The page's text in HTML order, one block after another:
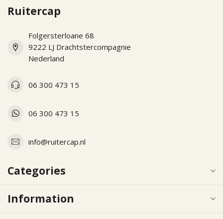
Ruitercap
Folgersterloane 68
9222 LJ Drachtstercompagnie
Nederland
06 300 473 15
06 300 473 15
info@ruitercap.nl
Categories
Information